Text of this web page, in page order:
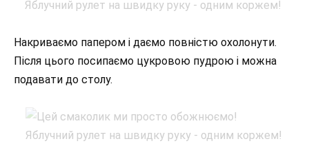
Накриваємо папером і даємо повністю охолонути.
Після цього посипаємо цукровою пудрою і можна
подавати до столу.